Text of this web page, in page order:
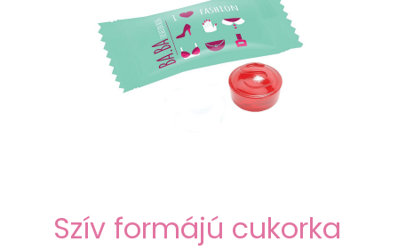
Szív formájú cukorka